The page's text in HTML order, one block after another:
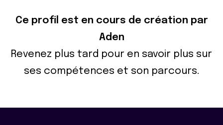
Ce profil est en cours de création par
Aden
Revenez plus tard pour en savoir plus sur
ses compétences et son parcours.